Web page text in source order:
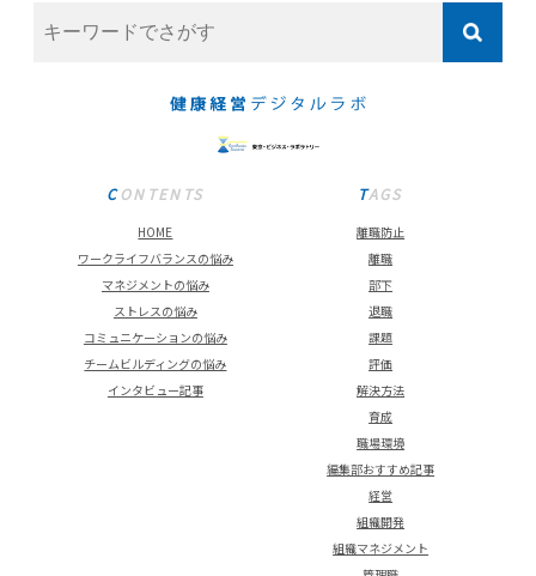
CONTENTS
HOME
ワークライフバランスの悩み
マネジメントの悩み
ストレスの悩み
コミュニケーションの悩み
チームビルディングの悩み
インタビュー記事
TAGS
離職防止
離職
部下
退職
課題
評価
解決方法
育成
職場環境
編集部おすすめ記事
経営
組織開発
組織マネジメント